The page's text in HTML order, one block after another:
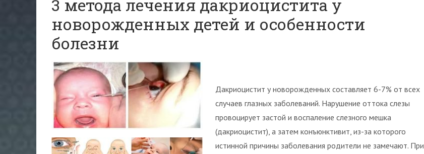
3 метода лечения дакриоцистита у
новорожденных детей и особенности
болезни
Дакриоцистит у новорожденных составляет 6-7% от всех
случаев глазных заболеваний. Нарушение оттока слезы
провоцирует застой и воспаление слезного мешка
(дакриоцистит), а затем конъюнктивит, из-за которого
истинной причины заболевания родители не замечают. При